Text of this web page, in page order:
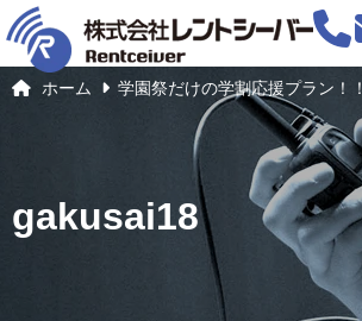
ホーム 学園祭だけの学割応援プラン！！
gakusai18